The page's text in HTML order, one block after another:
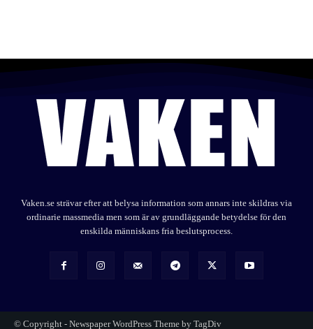
Vaken.se strävar efter att belysa information som annars inte skildras via
ordinarie massmedia men som är av grundläggande betydelse för den
enskilda människans fria beslutsprocess.
© Copyright - Newspaper WordPress Theme by TagDiv